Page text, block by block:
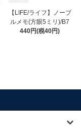
【LIFE/ライフ】ノーブ
ルメモ(方眼5ミリ)/B7
440円(税40円)